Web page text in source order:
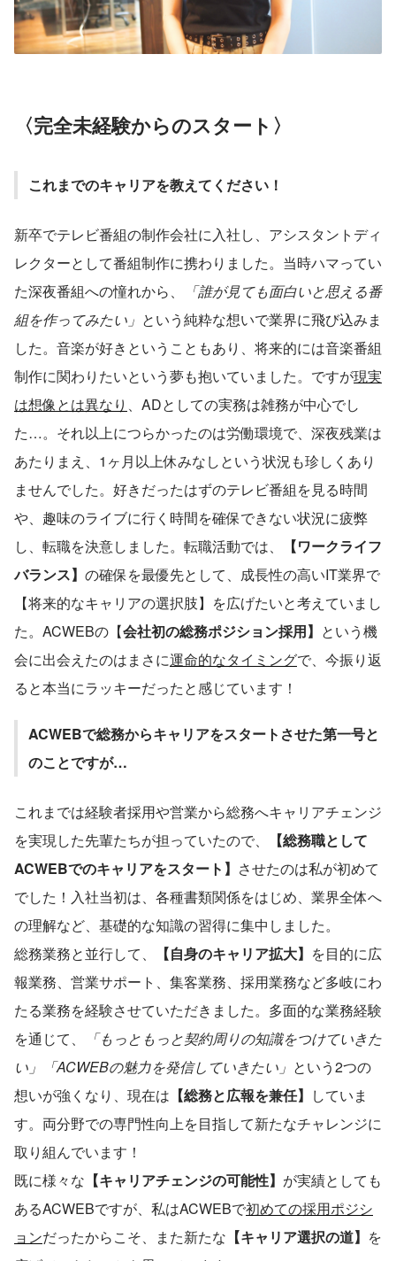
〈完全未経験からのスタート〉
これまでのキャリアを教えてください！
新卒でテレビ番組の制作会社に入社し、アシスタントディ
レクターとして番組制作に携わりました。当時ハマってい
た深夜番組への憧れから、
「誰が見ても面白いと思える番
組を作ってみたい」 という純粋な想いで業界に飛び込みま
した。音楽が好きということもあり、将来的には音楽番組
制作に関わりたいという夢も抱いていました。ですが現実
は想像とは異なり 、ADとしての実務は雑務が中心でし
た…。それ以上につらかったのは労働環境で、深夜残業は
あたりまえ、1ヶ月以上休みなしという状況も珍しくあり
ませんでした。好きだったはずのテレビ番組を見る時間
や、趣味のライブに行く時間を確保できない状況に疲弊
し、転職を決意しました。転職活動では、
【ワークライフ
バランス】 の確保を最優先として、成長性の高いIT業界で
【将来的なキャリアの選択肢】を広げたいと考えていまし
た。ACWEBの【会社初の総務ポジション採用】 という機
会に出会えたのはまさに運命的なタイミングで、今振り返
ると本当にラッキーだったと感じています！
ACWEBで総務からキャリアをスタートさせた第一号と
のことですが…
これまでは経験者採用や営業から総務へキャリアチェンジ
を実現した先輩たちが担っていたので、
【総務職として
ACWEBでのキャリアをスタート】 させたのは私が初めて
でした！入社当初は、各種書類関係をはじめ、業界全体へ
の理解など、基礎的な知識の習得に集中しました。
総務業務と並行して、
【自身のキャリア拡大】 を目的に広
報業務、営業サポート、集客業務、採用業務など多岐にわ
たる業務を経験させていただきました。多面的な業務経験
を通じて、
「もっともっと契約周りの知識をつけていきた
い」「ACWEBの魅力を発信していきたい」 という2つの
想いが強くなり、現在は 【総務と広報を兼任】 していま
す。両分野での専門性向上を目指して新たなチャレンジに
取り組んでいます！
既に様々な 【キャリアチェンジの可能性】 が実績としても
あるACWEBですが、私はACWEBで初めての採用ポジシ
ョンだったからこそ、また新たな 【キャリア選択の道】 を